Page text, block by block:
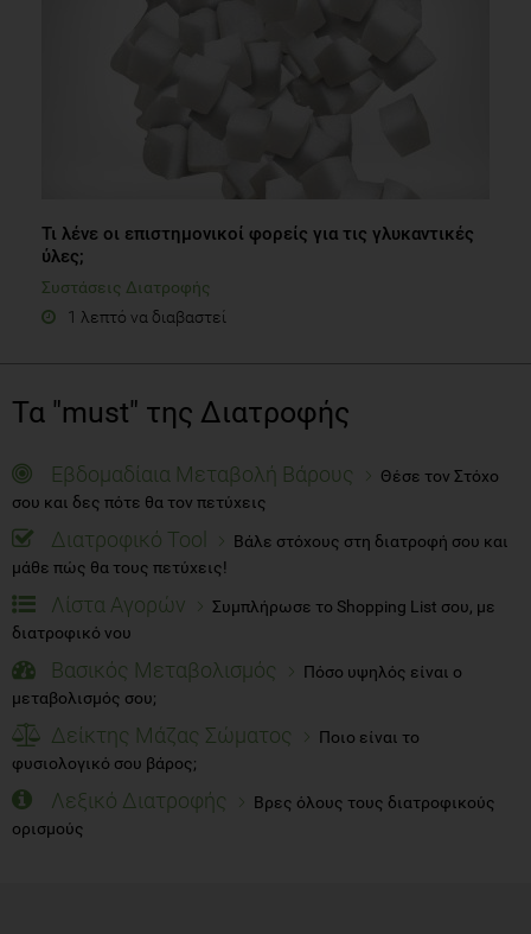
Τι λένε οι επιστημονικοί φορείς για τις γλυκαντικές
ύλες;
Συστάσεις Διατροφής
1 λεπτό να διαβαστεί
Τα "must" της Διατροφής
Εβδομαδίαια Μεταβολή Βάρους
Θέσε τον Στόχο
σου και δες πότε θα τον πετύχεις
Διατροφικό Tool
Βάλε στόχους στη διατροφή σου και
μάθε πώς θα τους πετύχεις!
Λίστα Αγορών
Συμπλήρωσε το Shopping List σου, με
διατροφικό νου
Βασικός Μεταβολισμός
Πόσο υψηλός είναι ο
μεταβολισμός σου;
Δείκτης Μάζας Σώματος
Ποιο είναι το
φυσιολογικό σου βάρος;
Λεξικό Διατροφής
Βρες όλους τους διατροφικούς
ορισμούς